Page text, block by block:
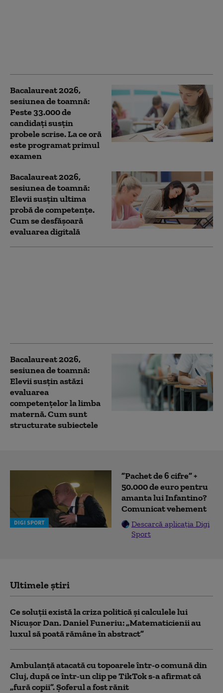
Bacalaureat 2026,
sesiunea de toamnă:
Peste 33.000 de
candidați susțin
probele scrise. La ce oră
este programat primul
examen
Bacalaureat 2026,
sesiunea de toamnă:
Elevii susțin ultima
probă de competențe.
Cum se desfășoară
evaluarea digitală
Bacalaureat 2026,
sesiunea de toamnă:
Elevii susțin astăzi
evaluarea
competențelor la limba
maternă. Cum sunt
structurate subiectele
DIGI SPORT
”Pachet de 6 cifre” +
50.000 de euro pentru
amanta lui Infantino?
Comunicat vehement
Descarcă aplicația Digi
Sport
Ultimele știri
Ce soluții există la criza politică și calculele lui
Nicușor Dan. Daniel Funeriu: „Matematicienii au
luxul să poată rămâne în abstract”
Ambulanţă atacată cu topoarele într-o comună din
Cluj, după ce într-un clip pe TikTok s-a afirmat că
„fură copii”. Șoferul a fost rănit